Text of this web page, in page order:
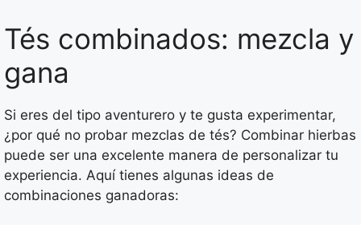
Tés combinados: mezcla y
gana
Si eres del tipo aventurero y te gusta experimentar,
¿por qué no probar mezclas de tés? Combinar hierbas
puede ser una excelente manera de personalizar tu
experiencia. Aquí tienes algunas ideas de
combinaciones ganadoras: